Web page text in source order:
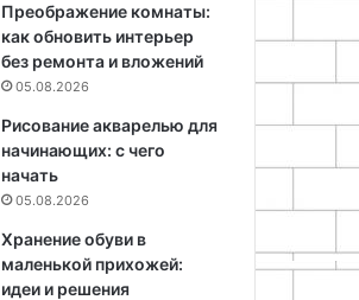
Преображение комнаты:
как обновить интерьер
без ремонта и вложений
05.08.2026
Рисование акварелью для
начинающих: с чего
начать
05.08.2026
Хранение обуви в
маленькой прихожей:
идеи и решения